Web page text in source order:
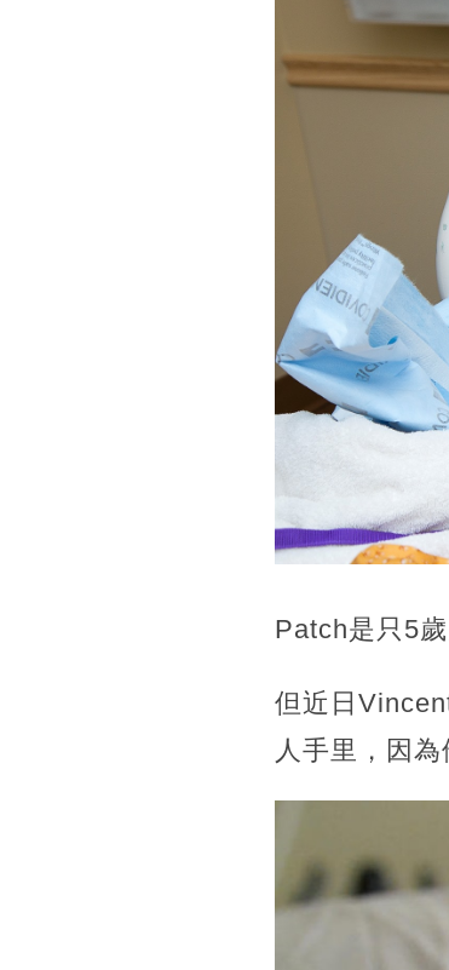
Patch是只5
但近日
人手里，因